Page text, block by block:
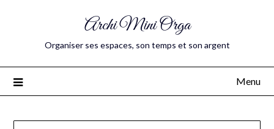
Archi Mini Orga
Organiser ses espaces, son temps et son argent
Menu